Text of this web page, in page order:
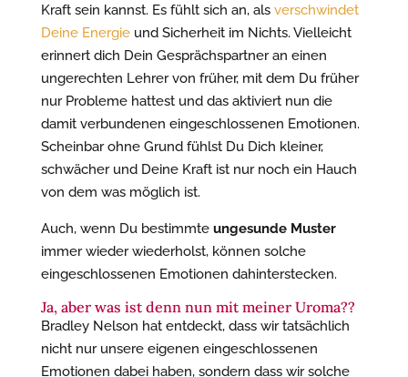
Kraft sein kannst. Es fühlt sich an, als verschwindet
Deine Energieund Sicherheit im Nichts. Vielleicht
erinnert dich Dein Gesprächspartner an einen
ungerechten Lehrer von früher, mit dem Du früher
nur Probleme hattest und das aktiviert nun die
damit verbundenen eingeschlossenen Emotionen.
Scheinbar ohne Grund fühlst Du Dich kleiner,
schwächer und Deine Kraft ist nur noch ein Hauch
von dem was möglich ist.
Auch, wenn Du bestimmte ungesunde Muster
immer wieder wiederholst, können solche
eingeschlossenen Emotionen dahinterstecken.
Ja, aber was ist denn nun mit meiner Uroma??
Bradley Nelson hat entdeckt, dass wir tatsächlich
nicht nur unsere eigenen eingeschlossenen
Emotionen dabei haben, sondern dass wir solche